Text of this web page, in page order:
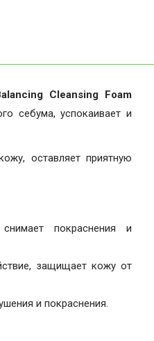
Cleansing Foam
себума, успокаивает и
оставляет приятную
покраснения и
защищает кожу от
и покраснения.